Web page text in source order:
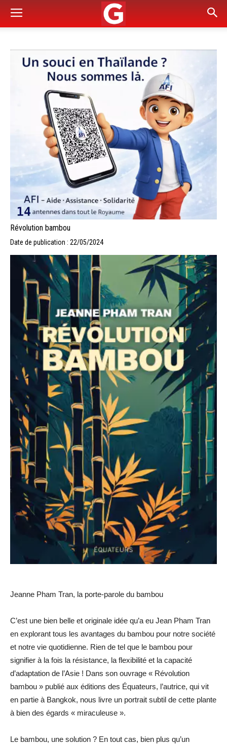
Révolution bambou
Date de publication : 22/05/2024
Jeanne Pham Tran, la porte-parole du bambou
C’est une bien belle et originale idée qu’a eu Jean Pham Tran
en explorant tous les avantages du bambou pour notre société
et notre vie quotidienne. Rien de tel que le bambou pour
signifier à la fois la résistance, la flexibilité et la capacité
d’adaptation de l’Asie ! Dans son ouvrage « Révolution
bambou » publié aux éditions des Équateurs, l’autrice, qui vit
en partie à Bangkok, nous livre un portrait subtil de cette plante
à bien des égards « miraculeuse ».
Le bambou, une solution ? En tout cas, bien plus qu’un